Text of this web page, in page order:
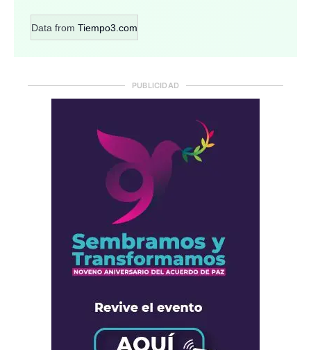
Data from Tiempo3.com
PUBLICIDAD